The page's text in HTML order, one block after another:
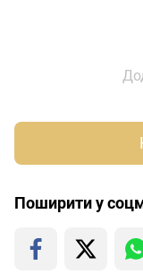
Поширити у